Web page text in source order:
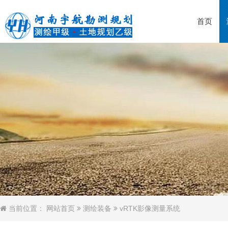
首页
当前位置： 网站首页 测绘装备 vRTK影像测量系统